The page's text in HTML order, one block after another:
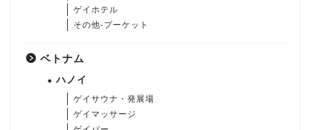
ゲイホテル
その他-プーケット
ベトナム
ハノイ
ゲイサウナ・発展場
ゲイマッサージ